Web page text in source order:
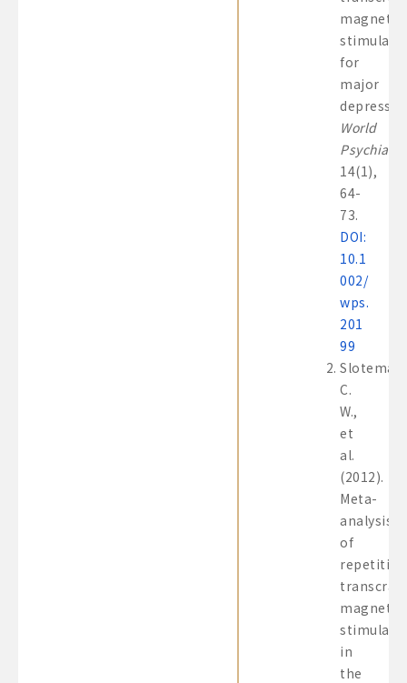
magnetic
for
major
World
Psychiatry
14(1),
64-
73.
DOI:
10.1
002/
wps.
201
99
Slotema,
C.
W.,
et
al.
(2012).
Meta-
analysis
of
repetitive
magnetic
in
the